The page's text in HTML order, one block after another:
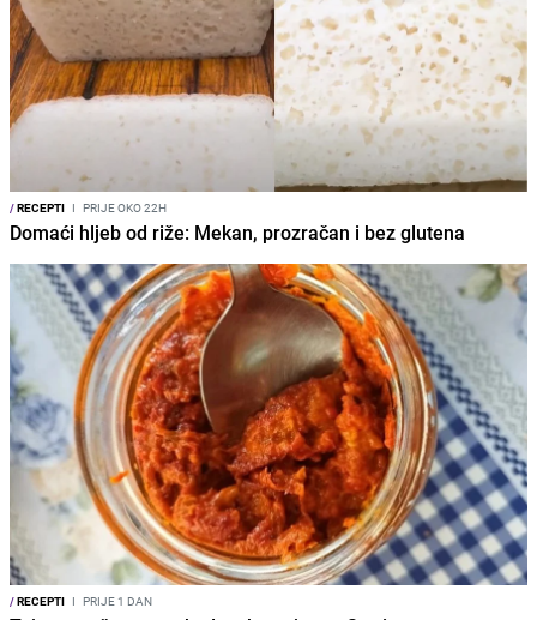
/RECEPTI I PRIJE OKO 22H
Domaći hljeb od riže: Mekan, prozračan i bez glutena
/RECEPTI I PRIJE 1 DAN